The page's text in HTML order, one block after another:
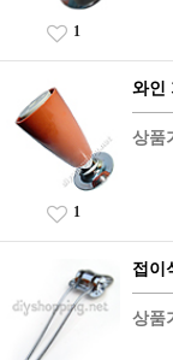
1
와인
상품
1
접이
상품